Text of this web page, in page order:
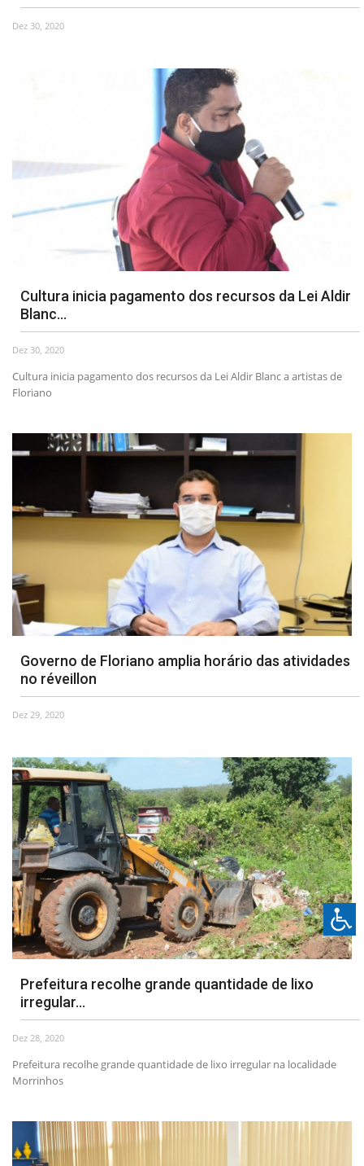
Dez 30, 2020
Cultura inicia pagamento dos recursos da Lei Aldir
Blanc...
Dez 30, 2020
Cultura inicia pagamento dos recursos da Lei Aldir Blanc a artistas de
Floriano
Governo de Floriano amplia horário das atividades
no réveillon
Dez 29, 2020
Prefeitura recolhe grande quantidade de lixo
irregular...
Dez 28, 2020
Prefeitura recolhe grande quantidade de lixo irregular na localidade
Morrinhos